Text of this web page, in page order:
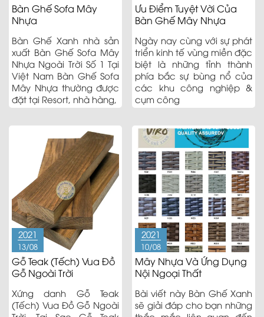
Bàn Ghế Sofa Mây
Nhựa
Bàn Ghế Xanh nhà sản
xuất Bàn Ghế Sofa Mây
Nhựa Ngoài Trời Số 1 Tại
Việt Nam Bàn Ghế Sofa
Mây Nhựa thường được
đặt tại Resort, nhà hàng,
Ưu Điểm Tuyệt Vời Của
Bàn Ghế Mây Nhựa
Ngày nay cùng với sự phát
triển kinh tế vùng miền đặc
biệt là những tỉnh thành
phía bắc sự bùng nổ của
các khu công nghiệp &
cụm công
2021
13/08
Gỗ Teak (Tếch) Vua Đồ
Gỗ Ngoài Trời
Xứng danh Gỗ Teak
(Tếch) Vua Đồ Gỗ Ngoài
2021
10/08
Mây Nhựa Và Ứng Dụng
Nội Ngoại Thất
Bài viết này Bàn Ghế Xanh
sẽ giải đáp cho bạn những